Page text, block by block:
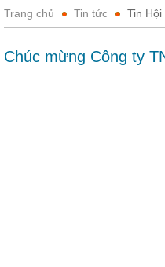
Trang chủ Tin tức Tin Hội
Chúc mừng Công ty